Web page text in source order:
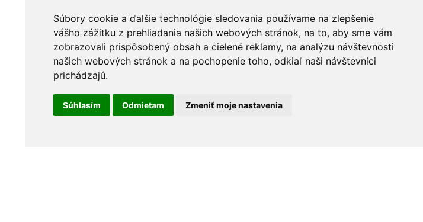
Súbory cookie a ďalšie technológie sledovania používame na zlepšenie
vášho zážitku z prehliadania našich webových stránok, na to, aby sme vám
zobrazovali prispôsobený obsah a cielené reklamy, na analýzu návštevnosti
našich webových stránok a na pochopenie toho, odkiaľ naši návštevníci
prichádzajú.
Súhlasím Odmietam Zmeniť moje nastavenia